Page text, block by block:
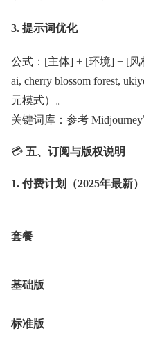
3. 提示词优化
公式：[主体] + [环境] + [风
ai, cherry blossom forest,
元模式）。
关键词库：参考
💳 五、订阅与版权说明
1. 付费计划（2025年最新）
套餐
基础版
标准版